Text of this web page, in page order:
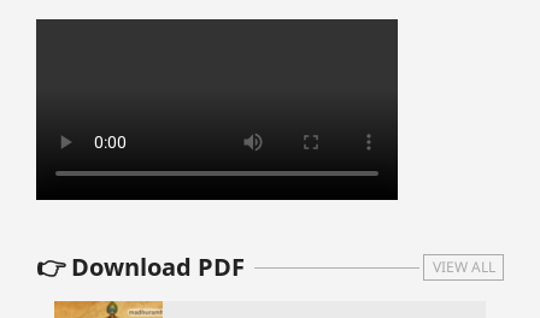
👉 Download PDF VIEW ALL